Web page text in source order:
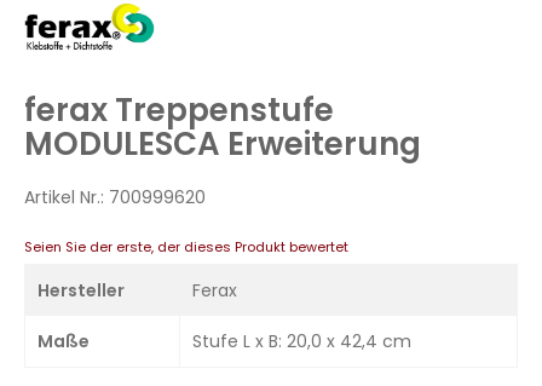
Zum
Anfang
springen
ferax Treppenstufe
MODULESCA Erweiterung
Artikel Nr.: 700999620
Seien Sie der erste, der dieses Produkt bewertet
Hersteller Ferax
Maße Stufe L x B: 20,0 x 42,4 cm